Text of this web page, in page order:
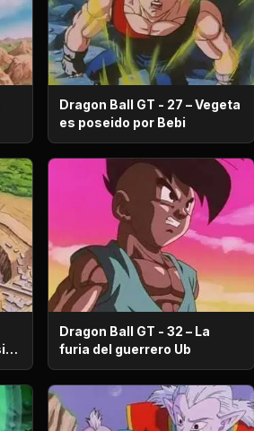
Dragon Ball GT - 27 – Vegeta
es poseido por Bebi
Dragon Ball GT - 32 – La
furia del guerrero Ub